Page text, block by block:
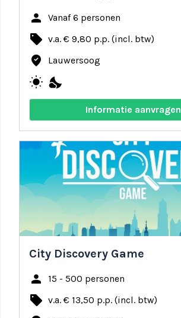
person Vanaf 6 personen
local_offer v.a. € 9,80 p.p. (incl. btw)
where_to_vote Lauwersoog
wb_sunny nights_stay
Informatie aanvragen
City Discovery Game
person 15 - 500 personen
local_offer v.a. € 13,50 p.p. (incl. btw)